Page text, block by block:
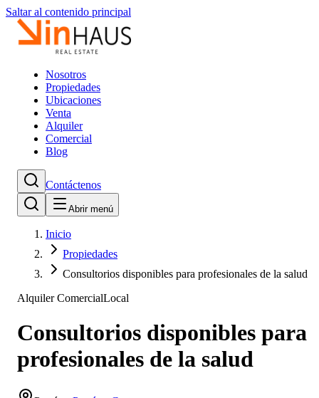
Saltar al contenido principal
Nosotros
Propiedades
Ubicaciones
Venta
Alquiler
Comercial
Blog
Contáctenos
Abrir menú
Inicio
Propiedades
Consultorios disponibles para profesionales de la salud
Alquiler ComercialLocal
Consultorios disponibles para
profesionales de la salud